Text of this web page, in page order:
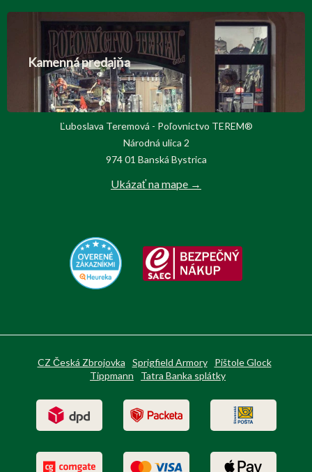
Kamenná predajňa
Ľuboslava Teremová - Poľovnictvo TEREM®
Národná ulica 2
974 01 Banská Bystrica
Ukázať na mape →
CZ Česká Zbrojovka Sprigfield Armory
Pištole Glock
Tippmann
Tatra Banka splátky